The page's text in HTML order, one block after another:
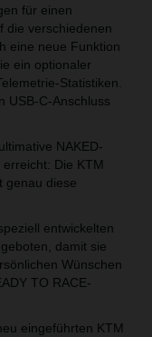
für einen
die verschiedenen
eine neue Funktion
ein optionaler
Statistiken.
USB-C-Anschluss
NAKED-
Die KTM
genau diese
entwickelten
damit sie
Wünschen
TO RACE-
eingeführten KTM